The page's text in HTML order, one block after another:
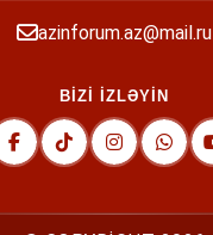
azinforum.az@mail.ru
BİZİ İZLƏYİN